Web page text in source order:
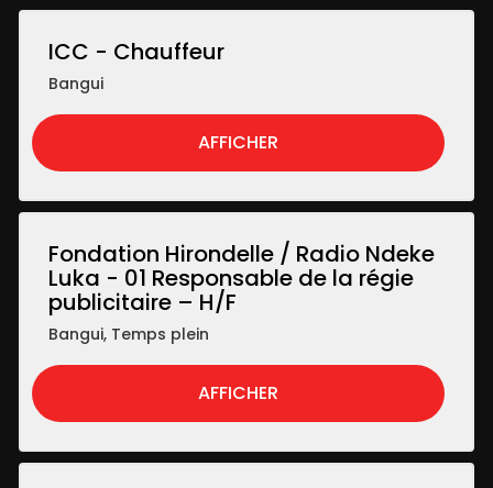
ICC - Chauffeur
Bangui
AFFICHER
Fondation Hirondelle / Radio Ndeke
Luka - 01 Responsable de la régie
publicitaire – H/F
Bangui, Temps plein
AFFICHER